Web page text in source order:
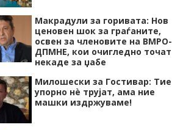
Макрадули за горивата: Нов
ценовен шок за граѓаните,
освен за членовите на ВМРО-
ДПМНЕ, кои очигледно точат
некаде за џабе
Милошески за Гостивар: Тие
упорно нѐ трујат, ама ние
машки издржуваме!